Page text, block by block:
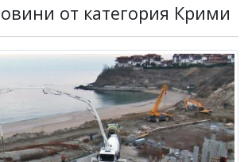
от категория Крими